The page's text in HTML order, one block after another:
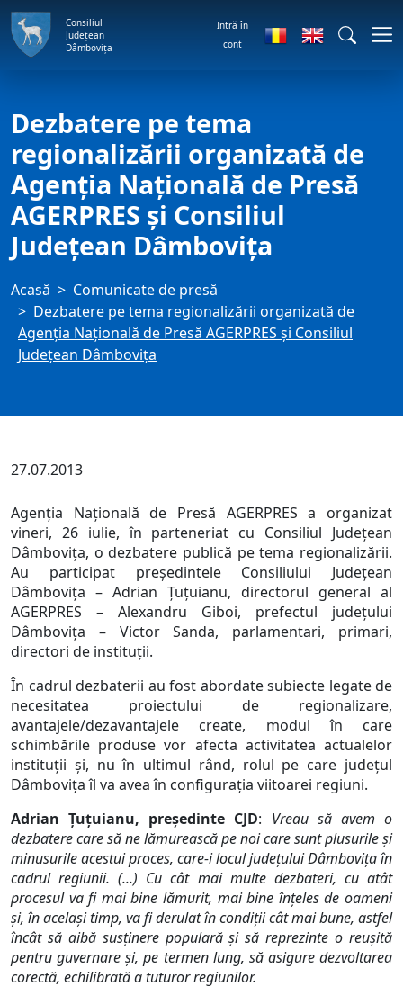
Consiliul
Județean
Dâmbovița
Intră în
cont
Dezbatere pe tema
regionalizării organizată de
Agenţia Naţională de Presă
AGERPRES şi Consiliul
Judeţean Dâmboviţa
Acasă
Comunicate de presă
Dezbatere pe tema regionalizării organizată de
Agenţia Naţională de Presă AGERPRES şi Consiliul
Judeţean Dâmboviţa
27.07.2013
Agenția Națională de Presă AGERPRES a organizat
vineri, 26 iulie, în parteneriat cu Consiliul Județean
Dâmbovița, o dezbatere publică pe tema regionalizării.
Au participat președintele Consiliului Județean
Dâmbovița – Adrian Țuțuianu, directorul general al
AGERPRES – Alexandru Giboi, prefectul județului
Dâmbovița – Victor Sanda, parlamentari, primari,
directori de instituții.
În cadrul dezbaterii au fost abordate subiecte legate de
necesitatea proiectului de regionalizare,
avantajele/dezavantajele create, modul în care
schimbările produse vor afecta activitatea actualelor
instituţii și, nu în ultimul rând, rolul pe care județul
Dâmbovița îl va avea în configurația viitoarei regiuni.
Adrian Țuțuianu, președinte CJD: Vreau să avem o
dezbatere care să ne lămurească pe noi care sunt plusurile și
minusurile acestui proces, care-i locul județului Dâmbovița în
cadrul regiunii. (...) Cu cât mai multe dezbateri, cu atât
procesul va fi mai bine lămurit, mai bine înțeles de oameni
și, în același timp, va fi derulat în condiții cât mai bune, astfel
încât să aibă susținere populară și să reprezinte o reușită
pentru guvernare și, pe termen lung, să asigure dezvoltarea
corectă, echilibrată a tuturor regiunilor.